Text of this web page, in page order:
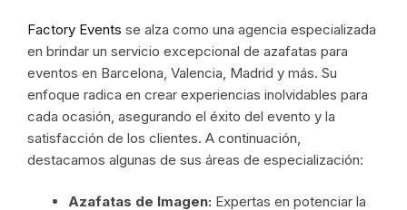
Factory Events se alza como una agencia especializada
en brindar un servicio excepcional de azafatas para
eventos en Barcelona, Valencia, Madrid y más. Su
enfoque radica en crear experiencias inolvidables para
cada ocasión, asegurando el éxito del evento y la
satisfacción de los clientes. A continuación,
destacamos algunas de sus áreas de especialización:
Azafatas de Imagen: Expertas en potenciar la